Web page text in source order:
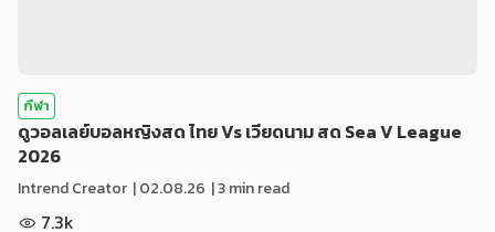
กีฬา
ดูวอลเลย์บอลหญิงสด ไทย Vs เวียดนาม สด Sea V League
2026
Intrend Creator |02.08.26 | 3 min read
7.3k